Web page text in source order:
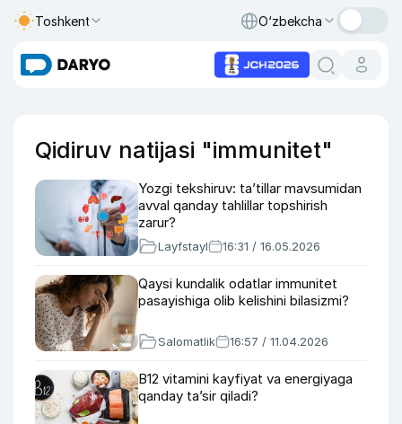
Toshkent O‘zbekcha
Qidiruv natijasi "immunitet"
Yozgi tekshiruv: ta’tillar mavsumidan
avval qanday tahlillar topshirish
zarur?
Layfstayl 16:31 / 16.05.2026
Qaysi kundalik odatlar immunitet
pasayishiga olib kelishini bilasizmi?
Salomatlik 16:57 / 11.04.2026
B12 vitamini kayfiyat va energiyaga
qanday ta’sir qiladi?